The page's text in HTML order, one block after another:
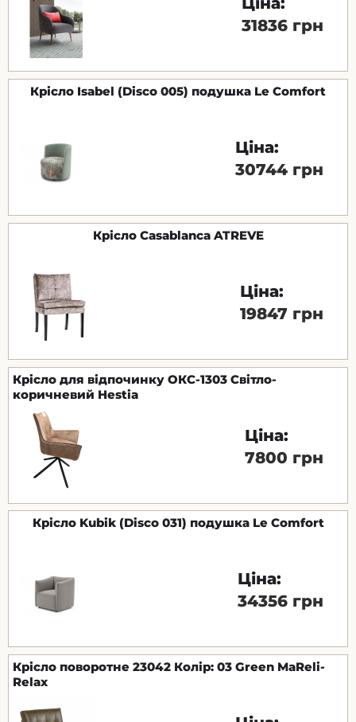
31836 грн
Крісло Isabel (Disco 005) подушка Le Comfort
Ціна:
30744 грн
Крісло Casablanca ATREVE
Ціна:
19847 грн
Крісло для відпочинку ОКС-1303 Світло-
коричневий Hestia
Ціна:
7800 грн
Крісло Kubik (Disco 031) подушка Le Comfort
Ціна:
34356 грн
Крісло поворотне 23042 Колір: 03 Green MaReli-
Relax